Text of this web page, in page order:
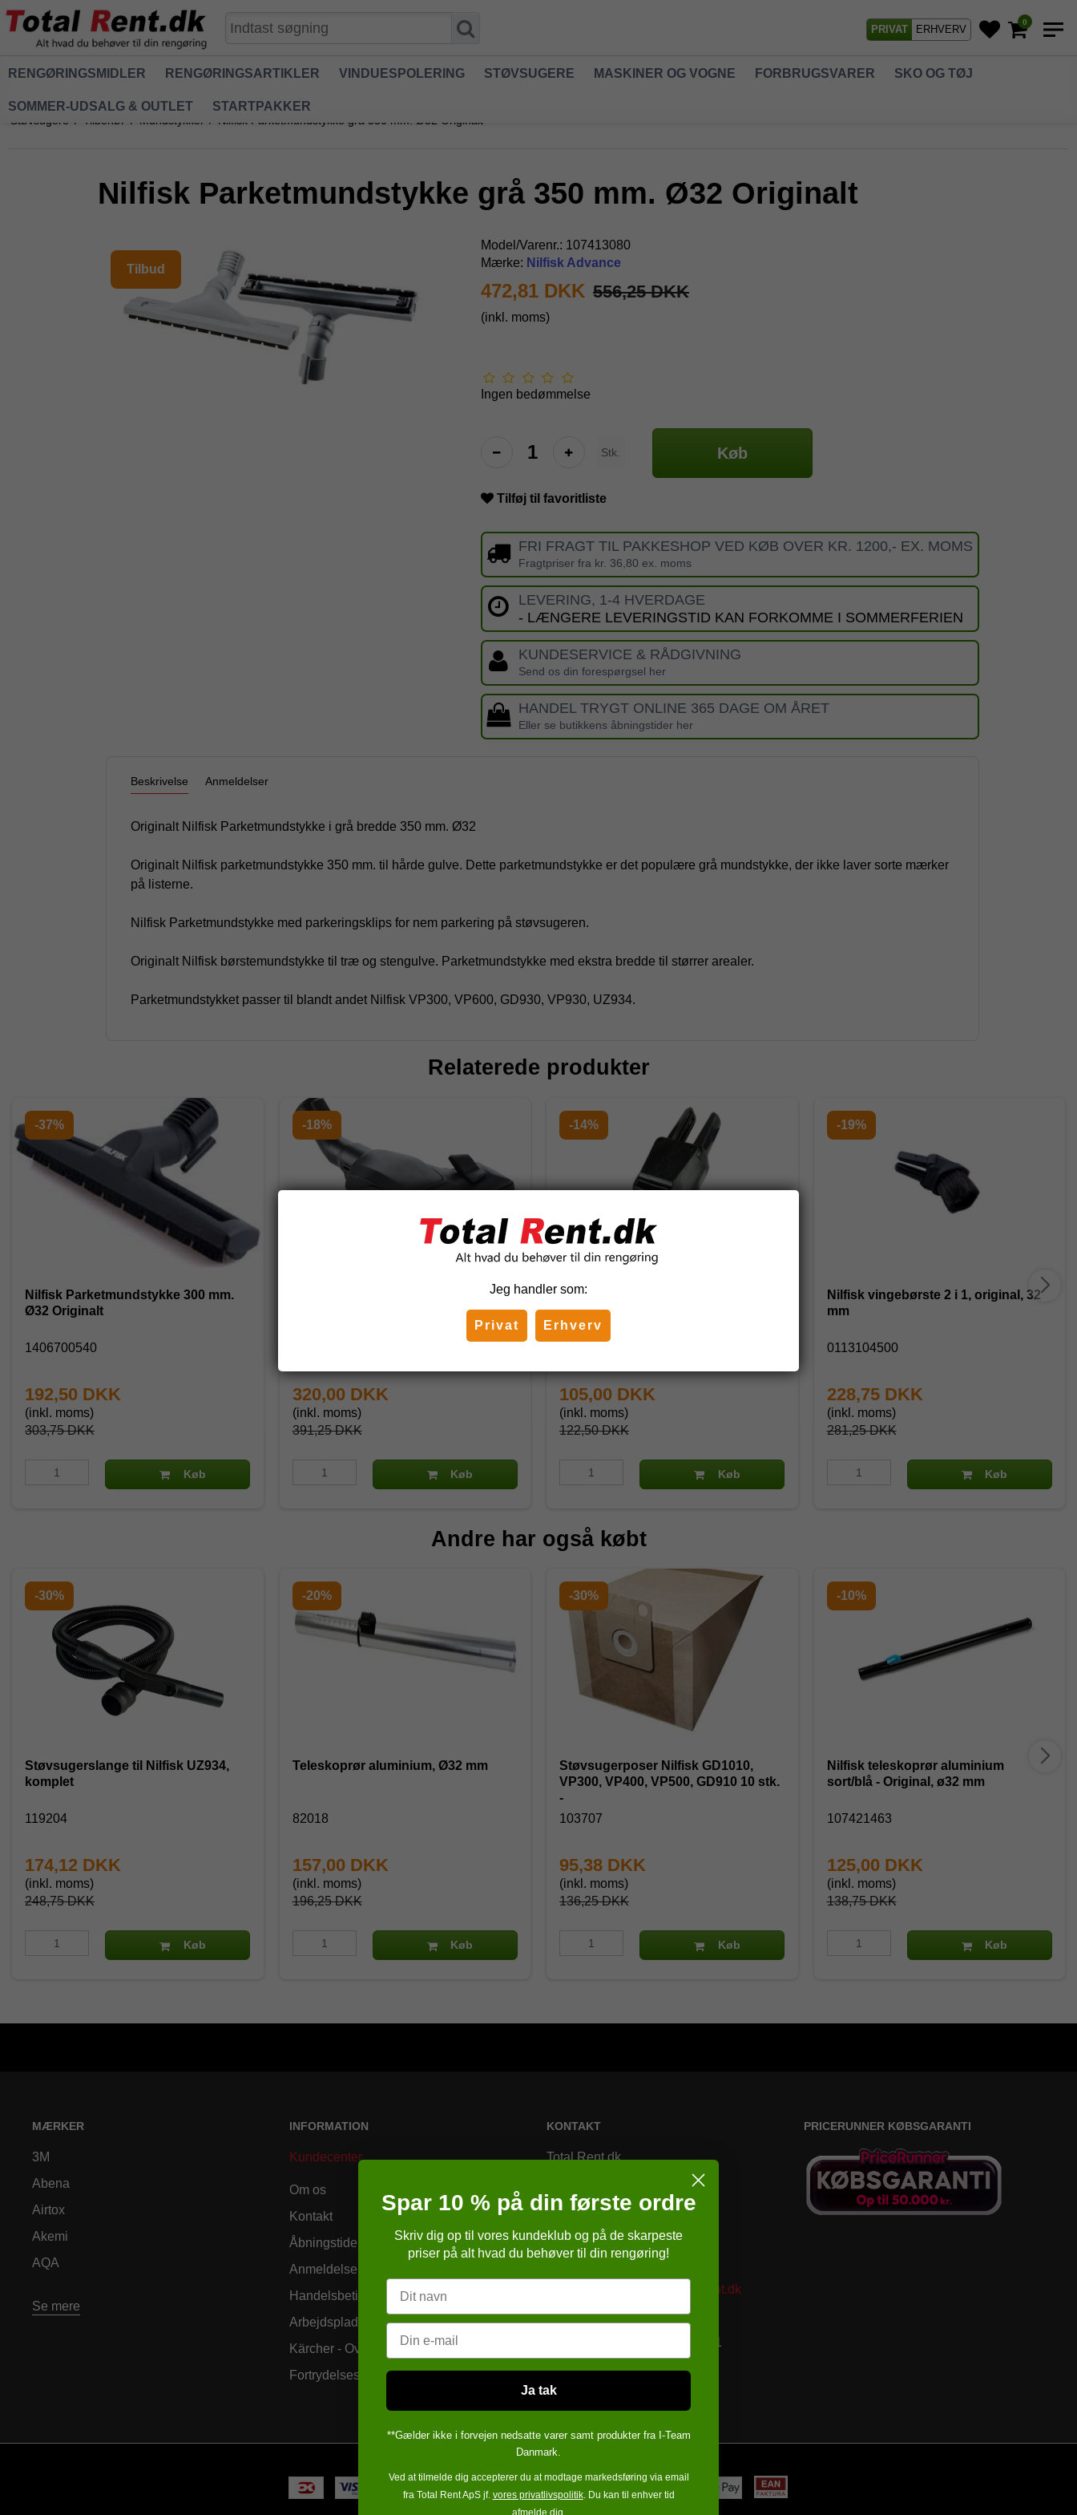
PRIVAT ERHVERV
0
RENGØRINGSMIDLER RENGØRINGSARTIKLER VINDUESPOLERING STØVSUGERE MASKINER OG VOGNE FORBRUGSVARER SKO OG TØJ
SOMMER-UDSALG & OUTLET STARTPAKKER
Støvsugere / Tilbehør / Mundstykker / Nilfisk Parketmundstykke grå 350 mm. Ø32 Originalt
Nilfisk Parketmundstykke grå 350 mm. Ø32 Originalt
Tilbud
Model/Varenr.: 107413080
Mærke: Nilfisk Advance
472,81 DKK 556,25 DKK
(inkl. moms)
Ingen bedømmelse
Stk. Køb
Tilføj til favoritliste
FRI FRAGT TIL PAKKESHOP VED KØB OVER KR. 1200,- EX. MOMS
Fragtpriser fra kr. 36,80 ex. moms
LEVERING, 1-4 HVERDAGE
- LÆNGERE LEVERINGSTID KAN FORKOMME I SOMMERFERIEN
KUNDESERVICE & RÅDGIVNING
Send os din forespørgsel her
HANDEL TRYGT ONLINE 365 DAGE OM ÅRET
Eller se butikkens åbningstider her
Beskrivelse Anmeldelser
Originalt Nilfisk Parketmundstykke i grå bredde 350 mm. Ø32
Originalt Nilfisk parketmundstykke 350 mm. til hårde gulve. Dette parketmundstykke er det populære grå mundstykke, der ikke laver sorte mærker
på listerne.
Nilfisk Parketmundstykke med parkeringsklips for nem parkering på støvsugeren.
Originalt Nilfisk børstemundstykke til træ og stengulve. Parketmundstykke med ekstra bredde til størrer arealer.
Parketmundstykket passer til blandt andet Nilfisk VP300, VP600, GD930, VP930, UZ934.
Relaterede produkter
-37%
Nilfisk Parketmundstykke 300 mm.
Ø32 Originalt
1406700540
303,75 DKK
192,50 DKK
(inkl. moms)
Køb
-18%
391,25 DKK
320,00 DKK
(inkl. moms)
Køb
-14%
Vingebørste 2 i 1, 32 mm
122,50 DKK
105,00 DKK
(inkl. moms)
Køb
-19%
Nilfisk vingebørste 2 i 1, original, 32
mm
0113104500
281,25 DKK
228,75 DKK
(inkl. moms)
Køb
Andre har også købt
-30%
Støvsugerslange til Nilfisk UZ934,
komplet
119204
248,75 DKK
174,12 DKK
(inkl. moms)
Køb
-20%
Teleskoprør aluminium, Ø32 mm
82018
196,25 DKK
157,00 DKK
(inkl. moms)
Køb
-30%
Støvsugerposer Nilfisk GD1010,
VP300, VP400, VP500, GD910 10 stk.
-
103707
136,25 DKK
95,38 DKK
(inkl. moms)
Køb
-10%
Nilfisk teleskoprør aluminium
sort/blå - Original, ø32 mm
107421463
138,75 DKK
125,00 DKK
(inkl. moms)
Køb
MÆRKER
3M
Abena
Airtox
Akemi
AQA
Se mere
INFORMATION
Kundecenter
Om os
Kontakt
Åbningstider
Anmeldelser
Handelsbetingelser
Arbejdspladsbrugsanvisning (APB)
Kärcher - Overleveringsdokument
Fortrydelsesformular
KONTAKT
Total Rent.dk
8230 Åbyhøj
Danmark
Telefonnr.
86257651
kundeservice@totalrent.dk
PRICERUNNER KØBSGARANTI
Jeg handler som:
Privat Erhverv
Spar 10 % på din første ordre
Skriv dig op til vores kundeklub og på de skarpeste
priser på alt hvad du behøver til din rengøring!
Navn
Email
Ja tak
**Gælder ikke i forvejen nedsatte varer samt produkter fra I-Team
Danmark.
Ved at tilmelde dig accepterer du at modtage markedsføring via email
fra Total Rent ApS jf. vores privatlivspolitik. Du kan til enhver tid
afmelde dig.